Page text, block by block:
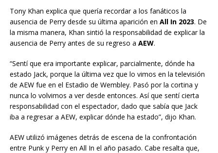
Tony Khan explica que quería recordar a los fanáticos la
ausencia de Perry desde su última aparición en All In 2023. De
la misma manera, Khan sintió la responsabilidad de explicar la
ausencia de Perry antes de su regreso a AEW.
“Sentí que era importante explicar, parcialmente, dónde ha
estado Jack, porque la última vez que lo vimos en la televisión
de AEW fue en el Estadio de Wembley. Pasó por la cortina y
nunca lo volvimos a ver desde entonces. Así que sentí cierta
responsabilidad con el espectador, dado que sabía que Jack
iba a regresar a AEW, explicar dónde ha estado”, dijo Khan.
AEW utilizó imágenes detrás de escena de la confrontación
entre Punk y Perry en All In el año pasado. Cabe resalta que,